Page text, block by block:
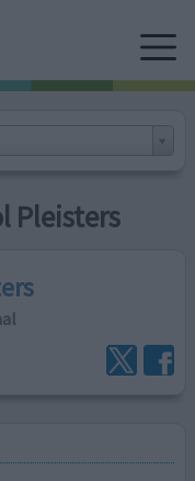
Pleisters